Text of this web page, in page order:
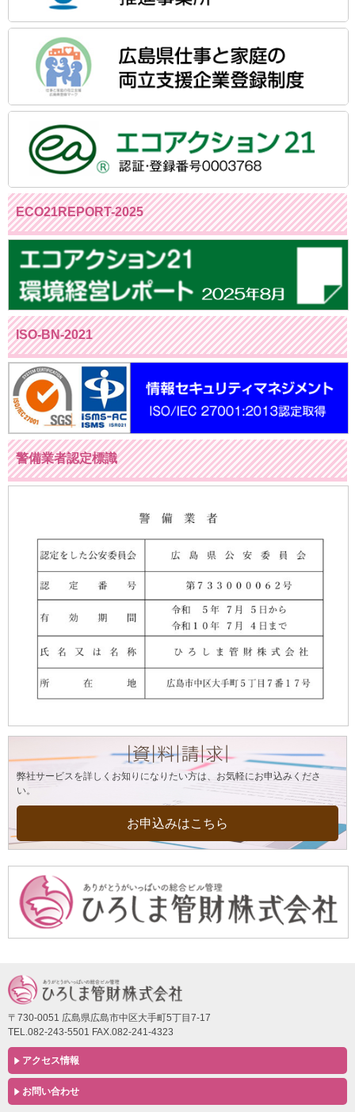
ECO21REPORT-2025
ISO-BN-2021
警備業者認定標識
弊社サービスを詳しくお知りになりたい方は、お気軽にお申込みくださ
い。
お申込みはこちら
〒730-0051 広島県広島市中区大手町5丁目7-17
TEL.082-243-5501 FAX.082-241-4323
アクセス情報
お問い合わせ